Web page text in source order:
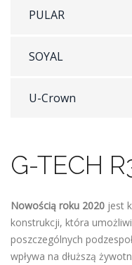
PULAR
SOYAL
U-Crown
G-TECH
Nowością roku 2020 jest
konstrukcji, która
poszczególnych
wpływa na dłuższą